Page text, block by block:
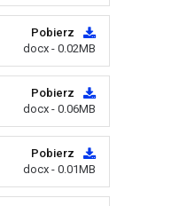
Pobierz
docx - 0.02MB
Pobierz
docx - 0.06MB
Pobierz
docx - 0.01MB